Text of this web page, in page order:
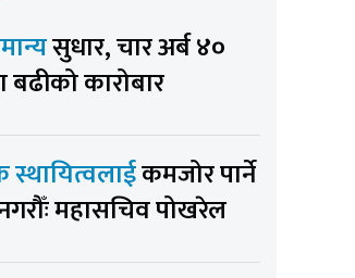
सुधार, चार अर्ब ४०
बढीको कारोबार
स्थायित्वलाईकमजोर पार्ने
महासचिव पोखरेल